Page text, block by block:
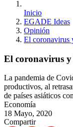
Inicio
EGADE Ideas
Opinión
El coronavirus
El coronavirus y
La pandemia de
productivos, al
de países asiáticos
Economía
18 Mayo, 2020
Compartir